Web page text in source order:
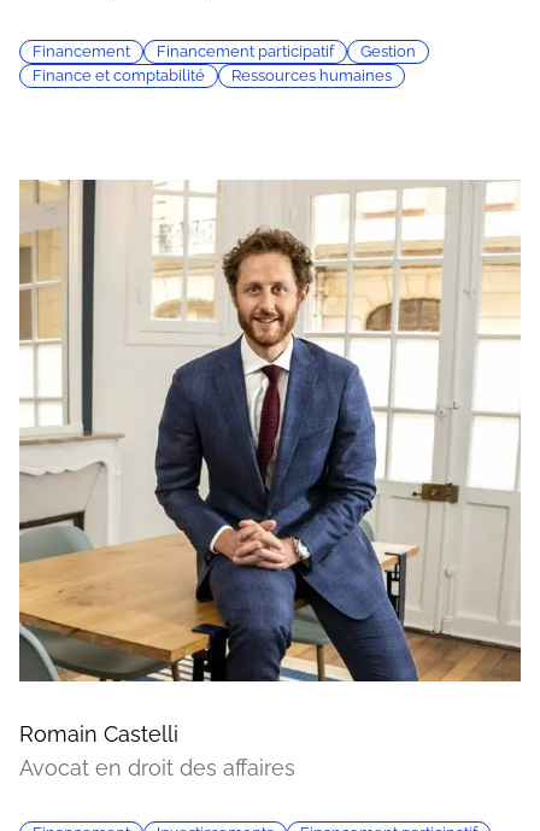
Financement Financement participatif
Gestion
Finance et comptabilité
Ressources humaines
Romain Castelli
Avocat en droit des affaires